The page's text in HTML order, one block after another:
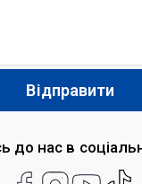
до нас в